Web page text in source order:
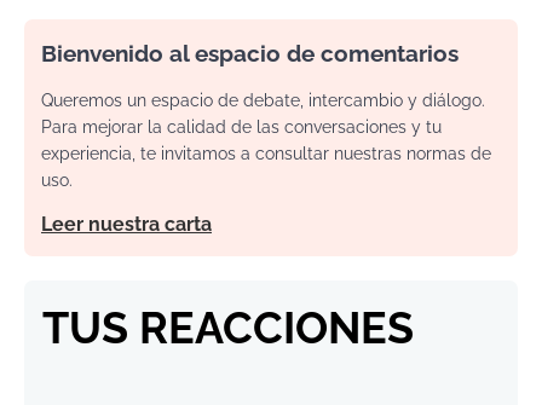
Bienvenido al espacio de comentarios
Queremos un espacio de debate, intercambio y diálogo.
Para mejorar la calidad de las conversaciones y tu
experiencia, te invitamos a consultar nuestras normas de
uso.
Leer nuestra carta
TUS REACCIONES